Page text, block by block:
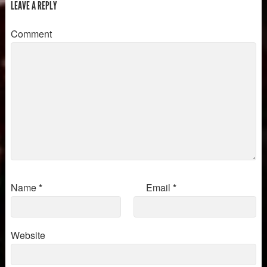
cena e Sei tu Signore il pane
LEAVE A REPLY
Comment
Name* Email *
Website